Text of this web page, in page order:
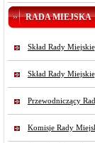
RADA MIEJSKA
Skład Rady
Skład Rady
Przewodniczący
Komisje Rady